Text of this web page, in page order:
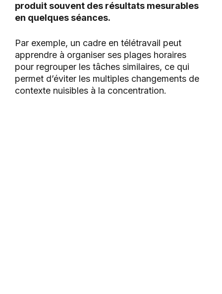
produit souvent des résultats mesurables
en quelques séances.
Par exemple, un cadre en télétravail peut
apprendre à organiser ses plages horaires
pour regrouper les tâches similaires, ce qui
permet d’éviter les multiples changements de
contexte nuisibles à la concentration.